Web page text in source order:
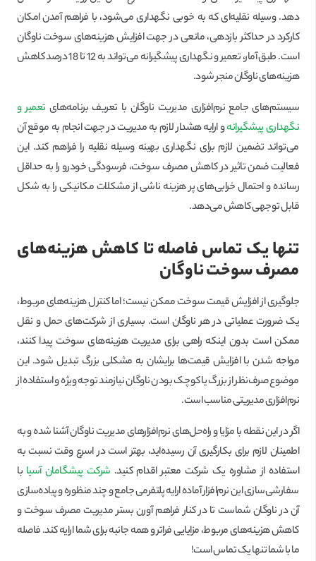
دهد. وسیله نقلیه‌ای که به خوبی نگهداری می‌شود، با فراهم آمدن امکان
کارکرد در حداکثر بازدهی، مانعی در جهت افزایش هزینه‌های سوخت ناوگان
است. طبق آمار، تعمیر و نگهداری پیشگیرانه می‌تواند به 12 تا 18 درصد کاهش
هزینه‌های ناوگان منجر شود.
سیستم‌های جامع نرم‌افزاری مدیریت ناوگان با تعریف برنامه‌هایتعمیر و
نگهداری پیشگیرانهو ارایه هشدار لازم به مدیریت در جهت انجام به موقع آن
می‌تواند تضمین لازم برای نگهداری بهینه وسیله نقلیه را فراهم کند. این
فعالیت ضمن تاثیر در کاهش مصرف سوخت، فرسودگی خودرو را به حداقل
رسانده و احتمال خرابی‌های پر هزینه ناشی از مشکلات مکانیکی را به شکل
قابل توجهی کاهش می‌دهد.
تنها یک تماس فاصله تا کاهش هزینه‌های
مصرف سوخت ناوگان
جلوگیری از افزایش قیمت سوخت ممکن نیست؛ اما کنترل هزینه‌های مربوط،
یک ضرورت عملیاتی در هر ناوگان است. بسیاری از شرکت‌های حمل و نقل
ممکن است بدون اینکه راهی برای مدیریت هزینه‌های سوخت پیدا کنند،
مواجه شدن با افزایش قیمت‌ها برایشان به مشکلی بزرگ تبدیل شود. این
موضوع صرف‌نظر از بزرگ یا کوچک بودن ناوگان نیازمند توجه ویژه و استفاده از
نرم‌افزاری مدیریتی مناسب است.
اگر در این نقطه با مزایا و راه‌حل‌های نرم‌افزارهای مدیریت ناوگان آشنا شده و به
اطمینان لازم برای بکارگیری آن رسیده‌اید، بهتر است در اسرع وقت نسبت به
استفاده از مشاوره یک شرکت معتبر اقدام کنید. شرکت پیشگامان آسیا با
سفارشی‌سازی این نرم‌افزار آماده ارایه پلتفرمی جامع و چند منظوره و پیاده‌سازی
آن در ناوگان شماست تا در کنار فراهم آورن بستر مدیریت مصرف سوخت و
کاهش هزینه‌های مربوط، مزایایی فراتر و همه جانبه برای شما ارایه کند. فاصله
ما با شما تنها یک تماس است!